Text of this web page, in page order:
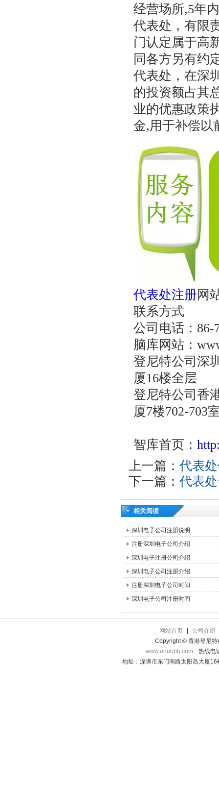
经营场所,5年
代表处，有限
门认定属于高
同各方另有约
代表处，在深
的投资额占其
业的优惠政策
金,用于补偿以
代表处注册网
联系方式
公司电话：86-
脑库网站：
登尼特公司深
厦16楼全层
登尼特公司香
厦7楼702-703
智库首页：
上一篇： 代表
下一篇： 代表
相关阅读
深圳电子公司注册说明
注册深圳电子公司介绍
深圳电子注册公司介绍
深圳电子公司注册介绍
注册深圳电子公司时间
深圳电子公司注册时间
网站首页
公司介绍
Copyright © 香港登尼特
www.onobbb.com
热线电
地址：深圳市东门南路太阳岛大厦